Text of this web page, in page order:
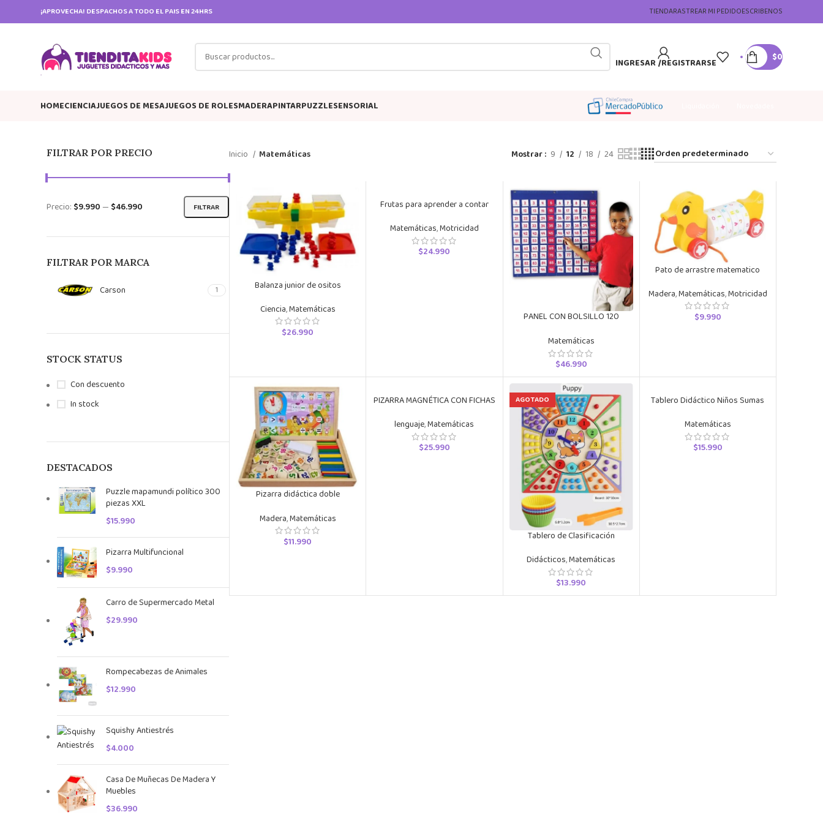
¡APROVECHA! DESPACHOS A TODO EL PAIS EN 24HRS TIENDARASTREAR MI PEDIDOESCRIBENOS
INGRESAR /REGISTRARSE $0
HOMECIENCIAJUEGOS DE MESAJUEGOS DE ROLESMADERAPINTARPUZZLESENSORIAL
FILTRAR POR PRECIO
FILTRAR
Precio: $9.990 — $46.990
FILTRAR POR MARCA
Carson 1
STOCK STATUS
Con descuento
In stock
DESTACADOS
Puzzle mapamundi político 300
piezas XXL
$15.990
Pizarra Multifuncional
$9.990
Carro de Supermercado Metal
$29.990
Rompecabezas de Animales
$12.990
Squishy Antiestrés
$4.000
Casa De Muñecas De Madera Y
Muebles
$36.990
Inicio Matemáticas Mostrar 9 12 18 24
Balanza junior de ositos
Ciencia,Matemáticas
$26.990
Frutas para aprender a contar
Matemáticas,Motricidad
$24.990
PANEL CON BOLSILLO 120
Matemáticas
$46.990
Pato de arrastre matematico
Madera,Matemáticas,Motricidad
$9.990
Pizarra didáctica doble
Madera,Matemáticas
$11.990
PIZARRA MAGNÉTICA CON FICHAS
lenguaje,Matemáticas
$25.990
AGOTADO
Tablero de Clasificación
Didácticos,Matemáticas
$13.990
Tablero Didáctico Niños Sumas
Matemáticas
$15.990